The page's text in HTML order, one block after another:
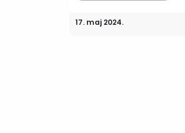
17. maj 2024.